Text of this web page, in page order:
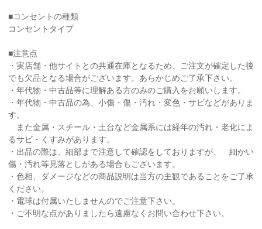
■コンセントの種類
コンセントタイプ
■注意点
・実店舗・他サイトとの共通在庫となるため、ご注文が確定した後
でも欠品となる場合がございます。あらかじめご了承下さい。
・年代物・中古品等に理解ある方のみのご購入をお願いします。
・年代物・中古品の為、小傷・傷・汚れ・変色・サビなどがありま
す。
また金属・スチール・土台など金属系には経年の汚れ・老化によ
るサビ・くすみがあります。
・出品の際は、細部まで注意して確認をしておりますが、 細かい
傷・汚れ等見落としがある場合もございます。
・色相、ダメージなどの商品説明は当方の主観であることをご了承
ください。
・電球は付属いたしませんのでご注意下さい。
・ご不明な点がありましたら遠慮なくお問い合わせ下さい。